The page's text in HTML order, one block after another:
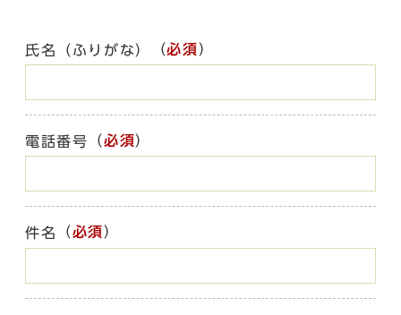
氏名（ふりがな） （必須）
電話番号 （必須）
件名 （必須）